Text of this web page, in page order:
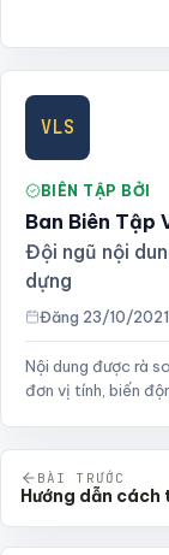
VLS
BIÊN TẬP BỞI
Ban Biên Tập
Đội ngũ nội
dựng
Đăng 23/10/2021
Nội dung được rà
đơn vị tính, biến
BÀI TRƯỚC
Hướng dẫn cách